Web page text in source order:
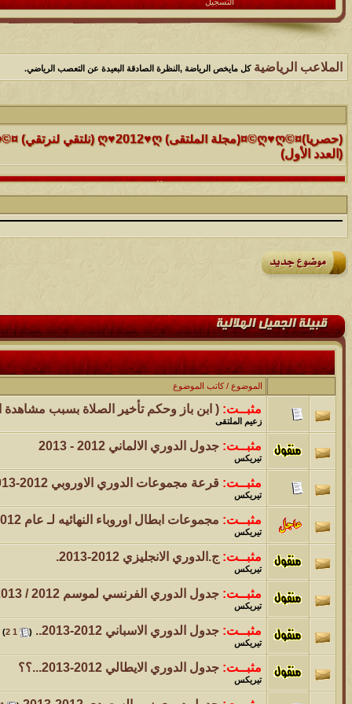
الملاعب الرياضية كل مايخص الرياضة ,النظرة الصادقة البعيدة عن التعصب الرياضي.
(العدد الأول)
موقع رائع جداً للقران الكريم مع تفسيره فقط بمجرد ماتضع
الموضوع
حافز يستثني وساهريعم ويشمل؟
إثـبت وجـودك , لآتقرأ وترحل ,شآرك بـ رد أو موضوع !!
الموضوع
موقع يعلمك التجويد خطوة بخطوة بالصوت والصوره...
الموضوع
مسابقة ( اعرف من صاحب هذه الصوره )
الموضوع
غير اسم اللي قبلك
الموضوع
اتحداك تجيب الصورة المطلوبةّّّ!!
الموضوع
المنتدى كالأنسان
الموضوع
ܓܨ الإعجآز العلمي في التين و الزيتون , الذي ادخل الفريق البحث الى
الموضوع /كاتب الموضوع
مثبــت: ( ابن باز وحكم تأخير الصلاة بسبب مشاهدة
زعيم الملتقى
مثبــت: جدول الدوري الالماني 2012 - 2013
تيريكس
مثبــت: قرعة مجموعات الدوري الاوروبي 2012-2013
تيريكس
مثبــت: مجموعات ابطال اوروباء النهائيه لـ عام 2012-2013
تيريكس
مثبــت: ج.الدوري الانجليزي 2012-2013.
تيريكس
مثبــت: جدول الدوري الفرنسي لموسم 2012 / 2013
تيريكس
مثبــت: جدول الدوري الاسباني 2012-2013.. (
1
2
)
تيريكس
مثبــت: جدول الدوري الايطالي 2012-2013...؟؟
تيريكس